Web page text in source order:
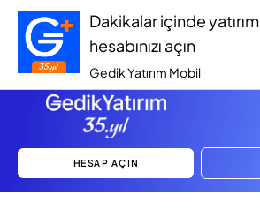
Dakikalar içinde yatırım
hesabınızı açın
Gedik Yatırım Mobil
HESAP AÇIN